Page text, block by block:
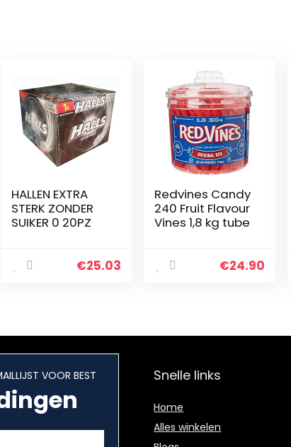
HALLEN EXTRA
STERK ZONDER
SUIKER 0 20PZ
€25.03
Redvines Candy
240 Fruit Flavour
Vines 1,8 kg tube
€24.90
VOOR BEST Snelle links
Home
Alles winkelen